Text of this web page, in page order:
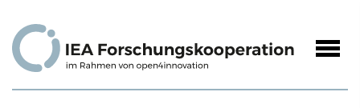
Inhalt